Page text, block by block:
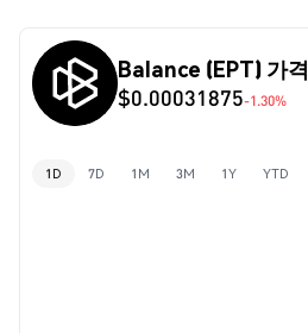
Balance (EPT) 가격
$0.00031875-1.30%
1D 7D 1M 3M 1Y YTD